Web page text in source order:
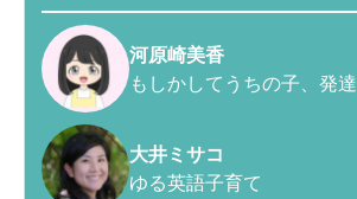
河原崎美香
もしかしてうちの子、発
大井ミサコ
ゆる英語子育て